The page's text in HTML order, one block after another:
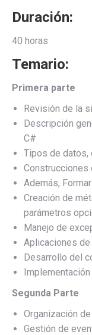
Duración:
40 horas
Temario:
Primera parte
Revisión de la
Descripción
C#
Tipos de datos,
Construcciones
Además,
Creación de
parámetros
Manejo de
Aplicaciones
Desarrollo del
Segunda Parte
Organización
Gestión de